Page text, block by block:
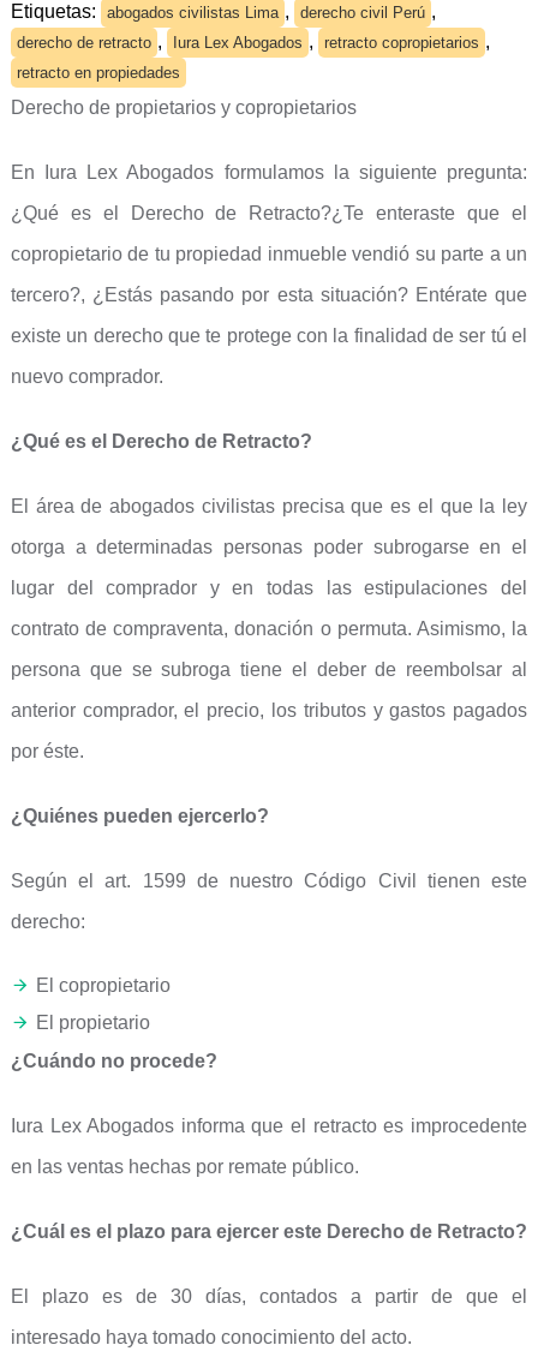
Etiquetas: abogados civilistas Lima , derecho civil Perú ,
derecho de retracto , Iura Lex Abogados , retracto copropietarios ,
retracto en propiedades
Derecho de propietarios y copropietarios
En Iura Lex Abogados formulamos la siguiente pregunta:
¿Qué es el Derecho de Retracto?¿Te enteraste que el
copropietario de tu propiedad inmueble vendió su parte a un
tercero?, ¿Estás pasando por esta situación? Entérate que
existe un derecho que te protege con la finalidad de ser tú el
nuevo comprador.
¿Qué es el Derecho de Retracto?
El área de abogados civilistas precisa que es el que la ley
otorga a determinadas personas poder subrogarse en el
lugar del comprador y en todas las estipulaciones del
contrato de compraventa, donación o permuta. Asimismo, la
persona que se subroga tiene el deber de reembolsar al
anterior comprador, el precio, los tributos y gastos pagados
por éste.
¿Quiénes pueden ejercerlo?
Según el art. 1599 de nuestro Código Civil tienen este
derecho:
El copropietario
El propietario
¿Cuándo no procede?
Iura Lex Abogados informa que el retracto es improcedente
en las ventas hechas por remate público.
¿Cuál es el plazo para ejercer este Derecho de Retracto?
El plazo es de 30 días, contados a partir de que el
interesado haya tomado conocimiento del acto.